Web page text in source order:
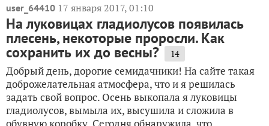
user_64410 17 января 2017, 01:10
На луковицах гладиолусов появилась
плесень, некоторые проросли. Как
сохранить их до весны? 14
Добрый день, дорогие семидачники! На сайте такая
доброжелательная атмосфера, что и я решилась
задать свой вопрос. Осень выкопала я луковицы
гладиолусов, вымыла их, высушила и сложила в
обувную коробку. Сегодня обнаружила, что